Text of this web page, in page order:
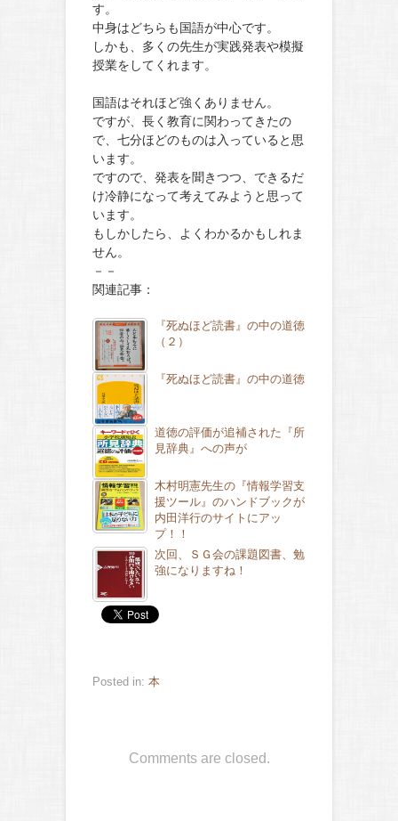
す。
中身はどちらも国語が中心です。
しかも、多くの先生が実践発表や模擬
授業をしてくれます。
国語はそれほど強くありません。
ですが、長く教育に関わってきたの
で、七分ほどのものは入っていると思
います。
ですので、発表を聞きつつ、できるだ
け冷静になって考えてみようと思って
います。
もしかしたら、よくわかるかもしれま
せん。
－－
関連記事：
『死ぬほど読書』の中の道徳
（２）
『死ぬほど読書』の中の道徳
道徳の評価が追補された『所
見辞典』への声が
木村明憲先生の『情報学習支
援ツール』のハンドブックが
内田洋行のサイトにアッ
プ！！
次回、ＳＧ会の課題図書、勉
強になりますね！
Posted in: 本
Comments are closed.